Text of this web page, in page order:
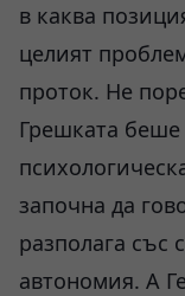
в каква
целият
проток. Не
Грешката
започна да
разполага със
автономия. А